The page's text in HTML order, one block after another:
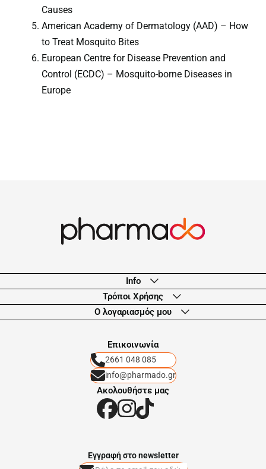
Causes
American Academy of Dermatology (AAD) – How
to Treat Mosquito Bites
European Centre for Disease Prevention and
Control (ECDC) – Mosquito-borne Diseases in
Europe
Info
Τρόποι Χρήσης
Ο λογαριασμός μου
Eπικοινωνία
2661 048 085
info@pharmado.gr
Ακολουθήστε μας
Eγγραφή στο newsletter